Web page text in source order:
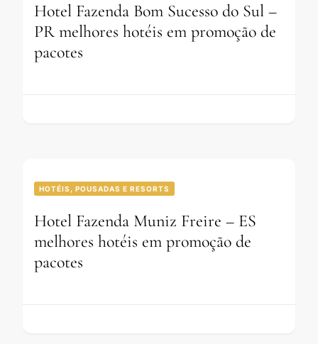
Hotel Fazenda Bom Sucesso do Sul –
PR melhores hotéis em promoção de
pacotes
HOTÉIS, POUSADAS E RESORTS
Hotel Fazenda Muniz Freire – ES
melhores hotéis em promoção de
pacotes